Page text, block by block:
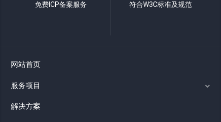
免费ICP备案服务 符合W3C标准及规范
网站首页
服务项目
解决方案